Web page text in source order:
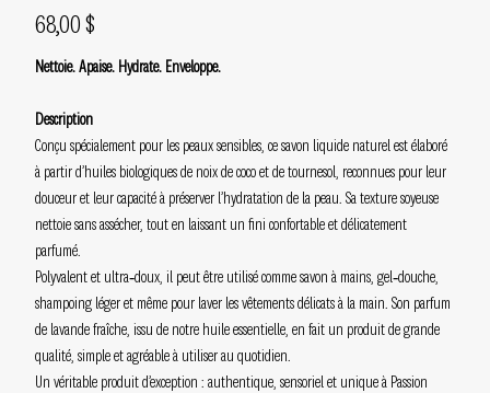
Prix
68,00 $
Nettoie. Apaise. Hydrate. Enveloppe.
Description
Conçu spécialement pour les peaux sensibles, ce savon liquide naturel est élaboré
à partir d’huiles biologiques de noix de coco et de tournesol, reconnues pour leur
douceur et leur capacité à préserver l’hydratation de la peau. Sa texture soyeuse
nettoie sans assécher, tout en laissant un fini confortable et délicatement
parfumé.
Polyvalent et ultra‑doux, il peut être utilisé comme savon à mains, gel‑douche,
shampoing léger et même pour laver les vêtements délicats à la main. Son parfum
de lavande fraîche, issu de notre huile essentielle, en fait un produit de grande
qualité, simple et agréable à utiliser au quotidien.
Un véritable produit d’exception : authentique, sensoriel et unique à Passion